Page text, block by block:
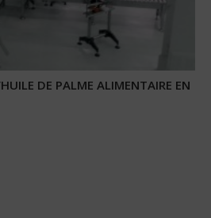
DE PALME ALIMENTAIRE EN